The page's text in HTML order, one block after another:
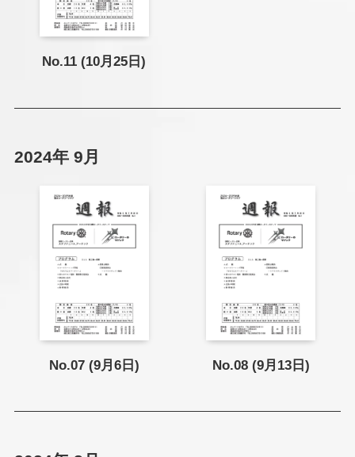
No.11 (10月25日)
2024年 9月
No.07 (9月6日) No.08 (9月13日)